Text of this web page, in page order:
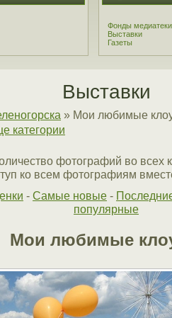
Фонды медиатеки
Выставки
Газеты
Выставки
» Мои любимые
категории
фотографий во всех
ко всем фотографиям
- Самые новые -
популярные
Мои любимые